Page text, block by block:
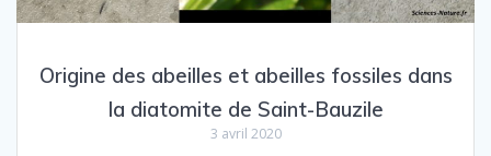
Origine des abeilles et abeilles fossiles dans
la diatomite de Saint-Bauzile
3 avril 2020